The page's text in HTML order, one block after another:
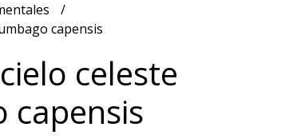
capensis
celeste
capensis